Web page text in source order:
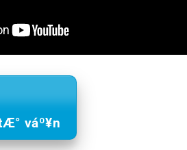
váº¥n